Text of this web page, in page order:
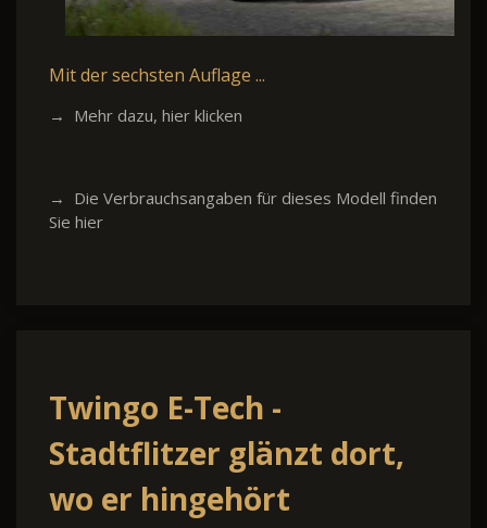
Mit der sechsten Auflage ...
→ Mehr dazu, hier klicken
→ Die Verbrauchsangaben für dieses Modell finden
Sie hier
Twingo E-Tech -
Stadtflitzer glänzt dort,
wo er hingehört